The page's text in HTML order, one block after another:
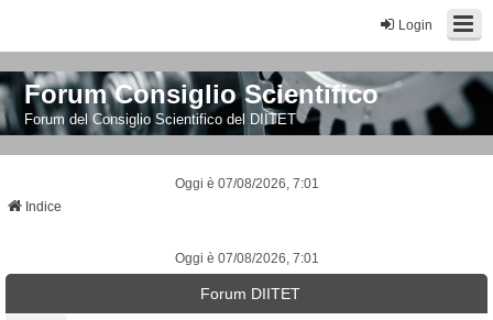
Login
Forum Consiglio Scientifico
Forum del Consiglio Scientifico del DIITET
Oggi è 07/08/2026, 7:01
Indice
Oggi è 07/08/2026, 7:01
Forum DIITET